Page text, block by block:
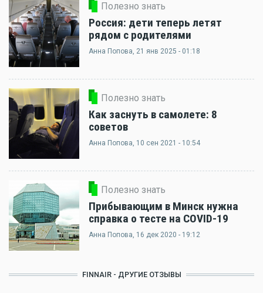
Полезно знать
Россия: дети теперь летят
рядом с родителями
Анна Попова, 21 янв 2025 - 01:18
Полезно знать
Как заснуть в самолете: 8
советов
Анна Попова, 10 сен 2021 - 10:54
Полезно знать
Прибывающим в Минск нужна
справка о тесте на COVID-19
Анна Попова, 16 дек 2020 - 19:12
FINNAIR - ДРУГИЕ ОТЗЫВЫ